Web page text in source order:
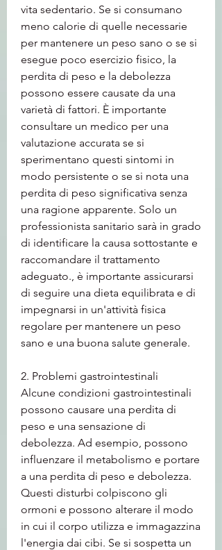
vita sedentario. Se si consumano
meno calorie di quelle necessarie
per mantenere un peso sano o se si
esegue poco esercizio fisico, la
perdita di peso e la debolezza
possono essere causate da una
varietà di fattori. È importante
consultare un medico per una
valutazione accurata se si
sperimentano questi sintomi in
modo persistente o se si nota una
perdita di peso significativa senza
una ragione apparente. Solo un
professionista sanitario sarà in grado
di identificare la causa sottostante e
raccomandare il trattamento
adeguato., è importante assicurarsi
di seguire una dieta equilibrata e di
impegnarsi in un'attività fisica
regolare per mantenere un peso
sano e una buona salute generale.
2. Problemi gastrointestinali
Alcune condizioni gastrointestinali
possono causare una perdita di
peso e una sensazione di
debolezza. Ad esempio, possono
influenzare il metabolismo e portare
a una perdita di peso e debolezza.
Questi disturbi colpiscono gli
ormoni e possono alterare il modo
in cui il corpo utilizza e immagazzina
l'energia dai cibi. Se si sospetta un